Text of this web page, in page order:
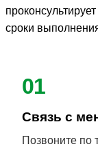
сроки
01
Связь с
Позвоните по